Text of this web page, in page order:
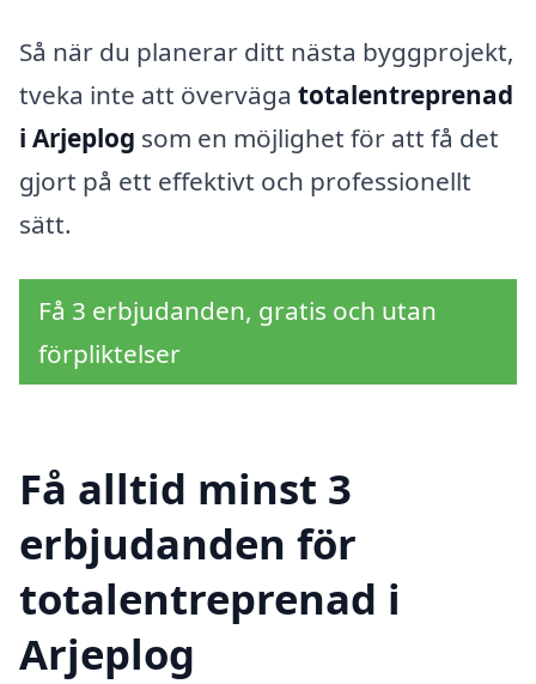
Så när du planerar ditt nästa byggprojekt,
tveka inte att överväga totalentreprenad
i Arjeplog som en möjlighet för att få det
gjort på ett effektivt och professionellt
sätt.
Få 3 erbjudanden, gratis och utan
förpliktelser
Få alltid minst 3
erbjudanden för
totalentreprenad i
Arjeplog